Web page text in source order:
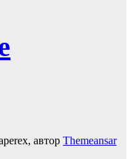
автор Themeansar